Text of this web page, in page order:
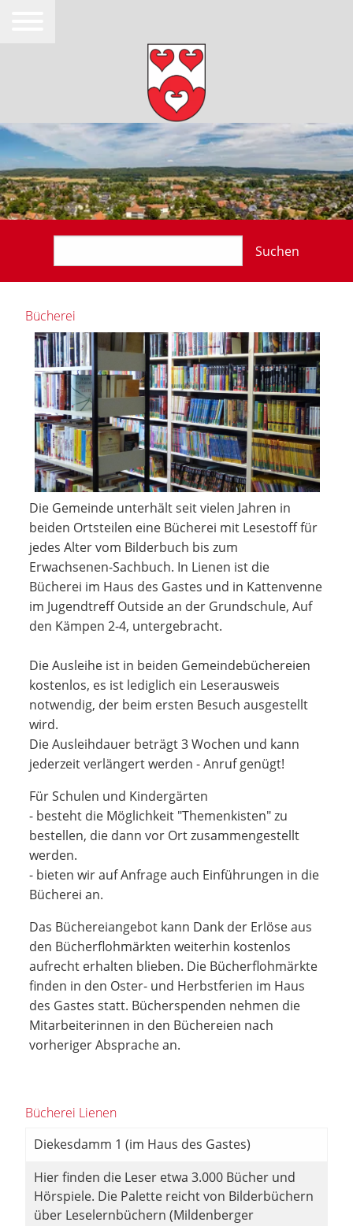
Suchen
Bücherei
Die Gemeinde unterhält seit vielen Jahren in
beiden Ortsteilen eine Bücherei mit Lesestoff für
jedes Alter vom Bilderbuch bis zum
Erwachsenen-Sachbuch. In Lienen ist die
Bücherei im Haus des Gastes und in Kattenvenne
im Jugendtreff Outside an der Grundschule, Auf
den Kämpen 2-4, untergebracht.
Die Ausleihe ist in beiden Gemeindebüchereien
kostenlos, es ist lediglich ein Leserausweis
notwendig, der beim ersten Besuch ausgestellt
wird.
Die Ausleihdauer beträgt 3 Wochen und kann
jederzeit verlängert werden - Anruf genügt!
Für Schulen und Kindergärten
- besteht die Möglichkeit "Themenkisten" zu
bestellen, die dann vor Ort zusammengestellt
werden.
- bieten wir auf Anfrage auch Einführungen in die
Bücherei an.
Das Büchereiangebot kann Dank der Erlöse aus
den Bücherflohmärkten weiterhin kostenlos
aufrecht erhalten blieben. Die Bücherflohmärkte
finden in den Oster- und Herbstferien im Haus
des Gastes statt. Bücherspenden nehmen die
Mitarbeiterinnen in den Büchereien nach
vorheriger Absprache an.
Bücherei Lienen
Diekesdamm 1 (im Haus des Gastes)
Hier finden die Leser etwa 3.000 Bücher und
Hörspiele. Die Palette reicht von Bilderbüchern
über Leselernbüchern (Mildenberger